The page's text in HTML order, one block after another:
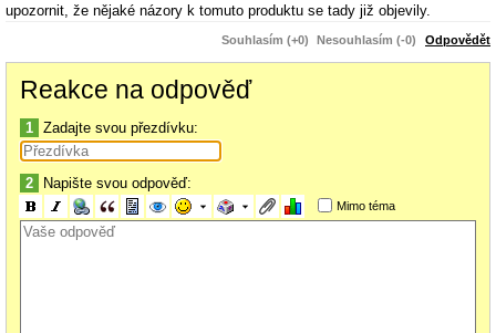
upozornit, že nějaké názory k tomuto produktu se tady již objevily.
Souhlasím (+0) Nesouhlasím (-0) Odpovědět
Reakce na odpověď
1 Zadajte svou přezdívku:
2 Napište svou odpověď:
Mimo téma